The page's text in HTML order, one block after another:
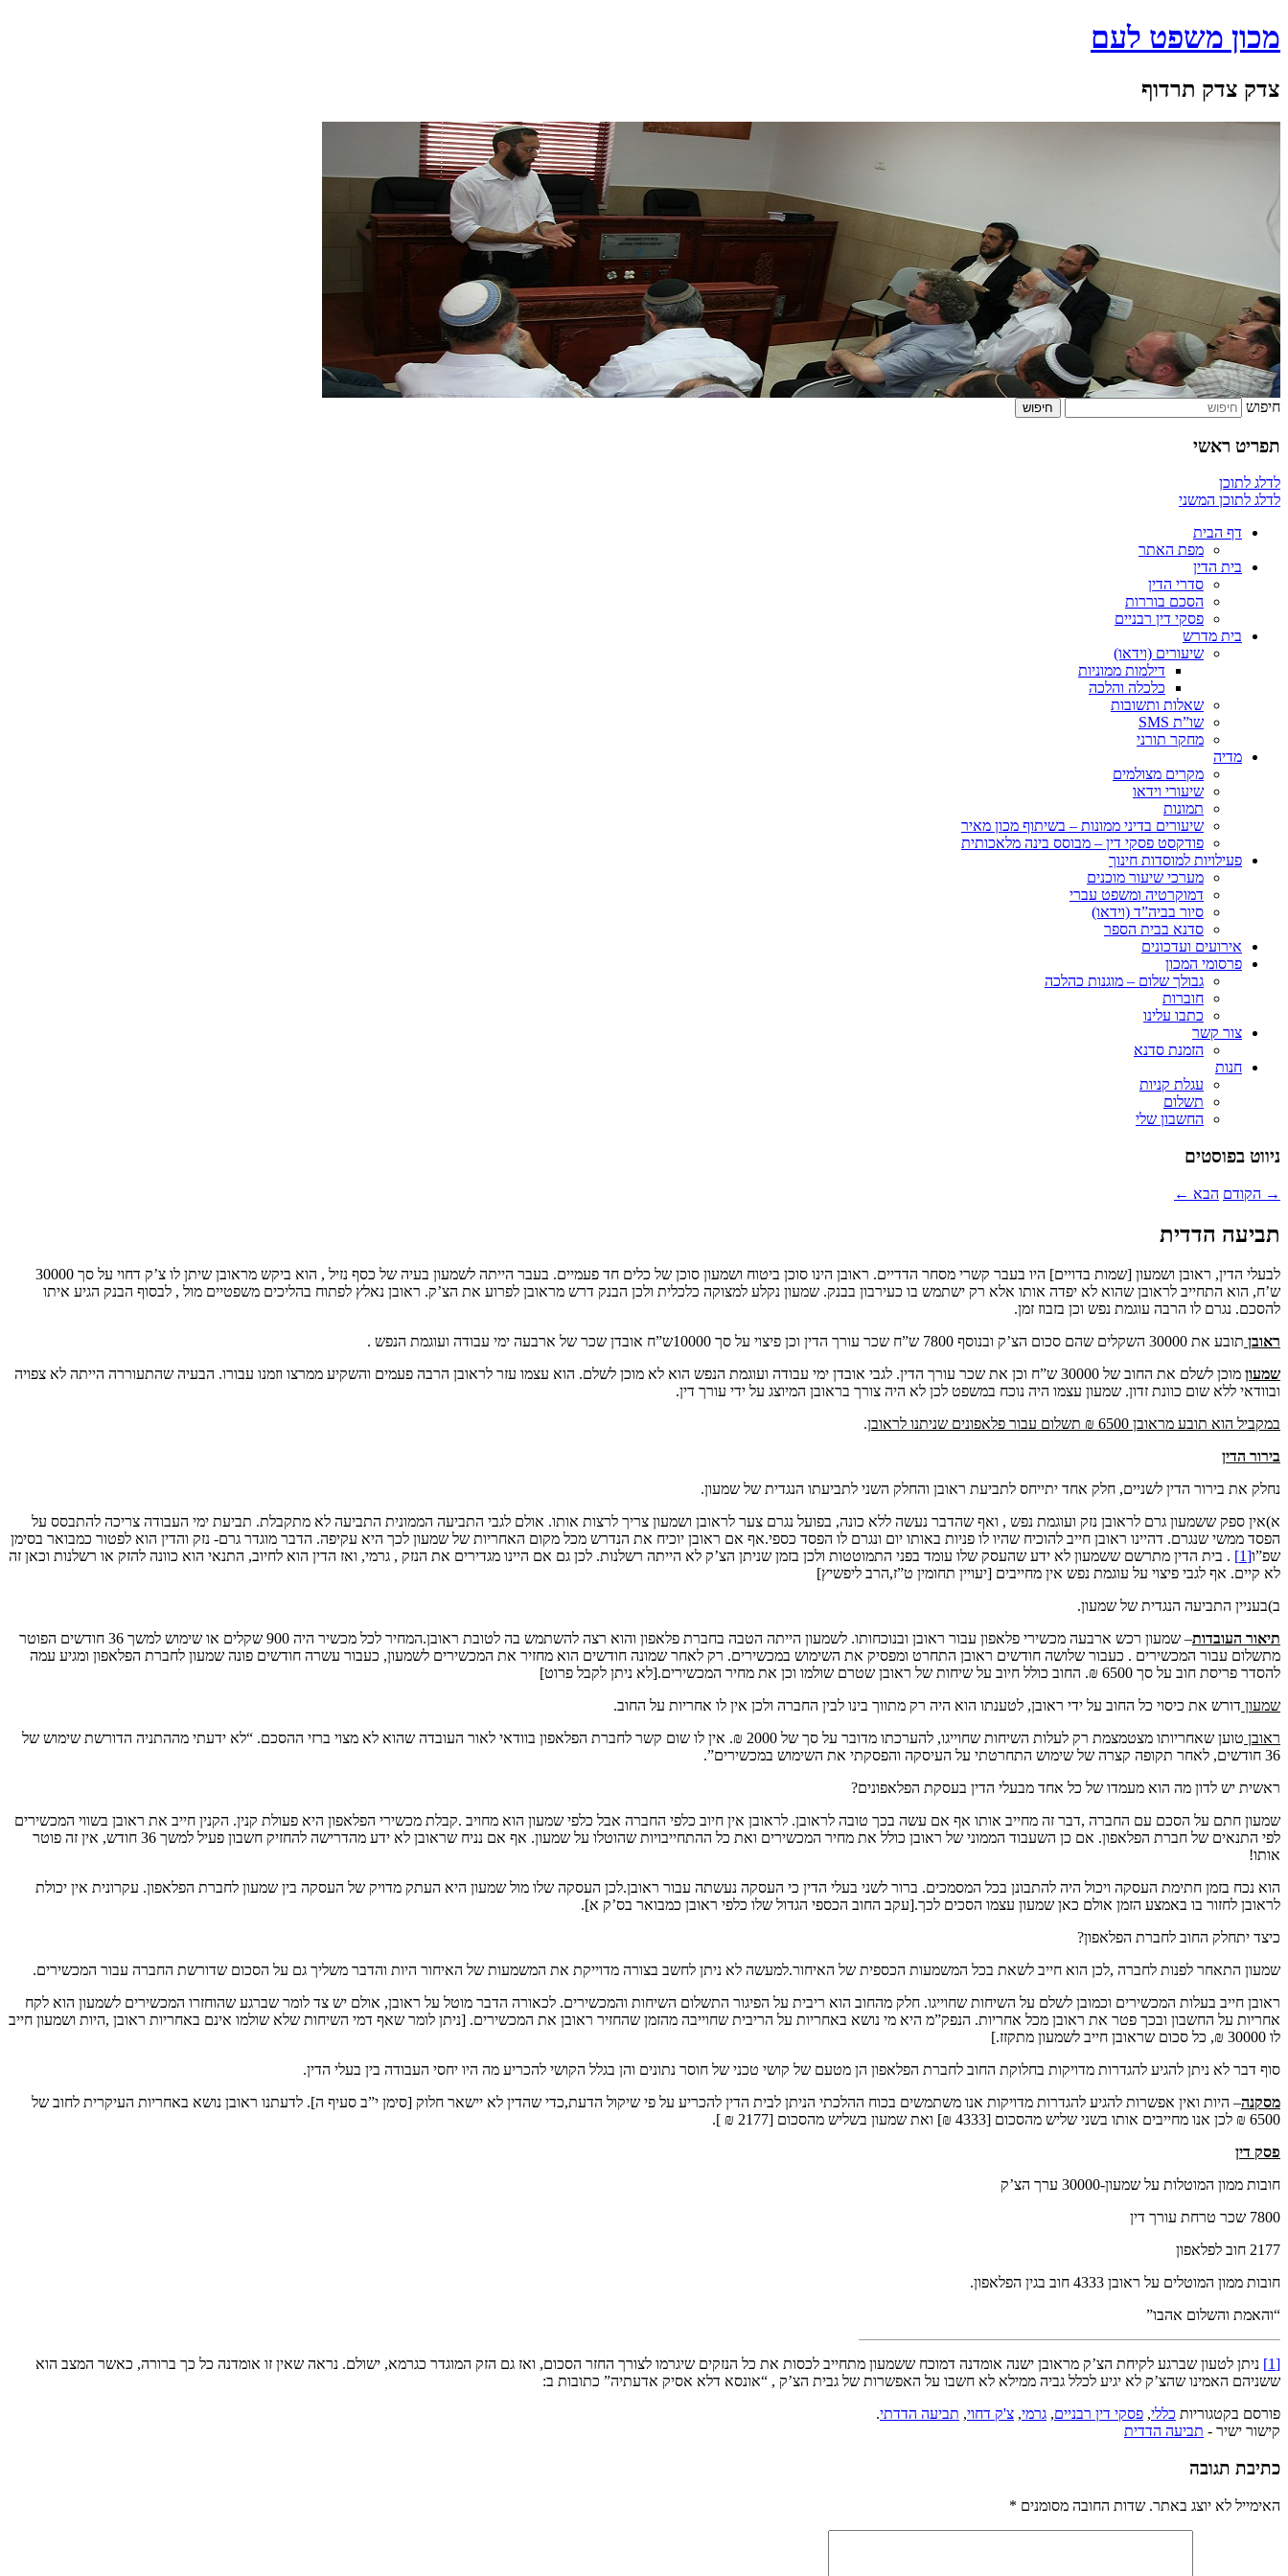
מכון משפט לעם
צדק צדק תרדוף
חיפוש
תפריט ראשי
לדלג לתוכן
לדלג לתוכן המשני
דף הבית
מפת האתר
בית הדין
סדרי הדין
הסכם בוררות
פסקי דין רבניים
בית מדרש
שיעורים (וידאו)
דילמות ממוניות
כלכלה והלכה
שאלות ותשובות
שו”ת SMS
מחקר תורני
מדיה
מקרים מצולמים
שיעורי וידאו
תמונות
שיעורים בדיני ממונות – בשיתוף מכון מאיר
פודקסט פסקי דין – מבוסס בינה מלאכותית
פעילויות למוסדות חינוך
מערכי שיעור מוכנים
דמוקרטיה ומשפט עברי
סיור בביה”ד (וידאו)
סדנא בבית הספר
אירועים ועדכונים
פרסומי המכון
גבולך שלום – מוגנות כהלכה
חוברות
כתבו עלינו
צור קשר
הזמנת סדנא
חנות
עגלת קניות
תשלום
החשבון שלי
ניווט בפוסטים
→ הקודם הבא ←
תביעה הדדית
לבעלי הדין, ראובן ושמעון [שמות בדויים] היו בעבר קשרי מסחר הדדיים. ראובן הינו סוכן ביטוח ושמעון סוכן של כלים חד פעמיים. בעבר הייתה לשמעון בעיה של כסף נזיל , הוא ביקש מראובן שיתן לו צ’ק דחוי על סך 30000
ש’ח, הוא התחייב לראובן שהוא לא יפדה אותו אלא רק ישתמש בו כעירבון בבנק. שמעון נקלע למצוקה כלכלית ולכן הבנק דרש מראובן לפרוע את הצ’ק. ראובן נאלץ לפתוח בהליכים משפטיים מול , לבסוף הבנק הגיע איתו
להסכם. נגרם לו הרבה עוגמת נפש וכן בזבוז זמן.
ראובן תובע את 30000 השקלים שהם סכום הצ’ק ובנוסף 7800 ש”ח שכר עורך הדין וכן פיצוי על סך 10000ש”ח אובדן שכר של ארבעה ימי עבודה ועוגמת הנפש .
שמעון
מוכן לשלם את החוב של 30000 ש”ח וכן את שכר עורך הדין. לגבי אובדן ימי עבודה ועוגמת הנפש הוא לא מוכן לשלם. הוא עצמו עזר לראובן הרבה פעמים והשקיע ממרצו וזמנו עבורו. הבעיה שהתעוררה הייתה לא צפויה
ובוודאי ללא שום כוונת זדון. שמעון עצמו היה נוכח במשפט לכן לא היה צורך בראובן המיוצג על ידי עורך דין.
במקביל הוא תובע מראובן 6500 ₪ תשלום עבור פלאפונים שניתנו לראובן
.
בירור הדין
נחלק את בירור הדין לשניים, חלק אחד יתייחס לתביעת ראובן והחלק השני לתביעתו הנגדית של שמעון.
א)אין ספק ששמעון גרם לראובן נזק ועוגמת נפש , ואף שהדבר נעשה ללא כונה, בפועל נגרם צער לראובן ושמעון צריך לרצות אותו. אולם לגבי התביעה הממונית התביעה לא מתקבלת. תביעת ימי העבודה צריכה להתבסס על
הפסד ממשי שנגרם. דהיינו ראובן חייב להוכיח שהיו לו פניות באותו יום ונגרם לו הפסד כספי.אף אם ראובן יוכיח את הנדרש מכל מקום האחריות של שמעון לכך היא עקיפה. הדבר מוגדר גרם- נזק והדין הוא לפטור כמבואר בסימן
שפ”ו[1]
. בית הדין מתרשם ששמעון לא ידע שהעסק שלו עומד בפני התמוטטות ולכן בזמן שניתן הצ’ק לא הייתה רשלנות. לכן גם אם היינו מגדירים את הנזק , גרמי, ואז הדין הוא לחיוב, התנאי הוא כוונה להזק או רשלנות וכאן זה
לא קיים. אף לגבי פיצוי על עוגמת נפש אין מחייבים [יעויין תחומין ט”ז,הרב ליפשיץ]
ב)בעניין התביעה הנגדית של שמעון.
תיאור העובדות
– שמעון רכש ארבעה מכשירי פלאפון עבור ראובן ובנוכחותו. לשמעון הייתה הטבה בחברת פלאפון והוא רצה להשתמש בה לטובת ראובן.המחיר לכל מכשיר היה 900 שקלים או שימוש למשך 36 חודשים הפוטר
מתשלום עבור המכשירים . כעבור שלושה חודשים ראובן התחרט ומפסיק את השימוש במכשירים. רק לאחר שמונה חודשים הוא מחזיר את המכשירים לשמעון, כעבור עשרה חודשים פונה שמעון לחברת הפלאפון ומגיע עמה
להסדר פריסת חוב על סך 6500 ₪. החוב כולל חיוב על שיחות של ראובן שטרם שולמו וכן את מחיר המכשירים.[לא ניתן לקבל פרוט]
שמעון דורש את כיסוי כל החוב על ידי ראובן, לטענתו הוא היה רק מתווך בינו לבין החברה ולכן אין לו אחריות על החוב.
ראובן
טוען שאחריותו מצטמצמת רק לעלות השיחות שחוייגו, להערכתו מדובר על סך של 2000 ₪. אין לו שום קשר לחברת הפלאפון בוודאי לאור העובדה שהוא לא מצוי ברזי ההסכם. “לא ידעתי מההתניה הדורשת שימוש של
36 חודשים, לאחר תקופה קצרה של שימוש התחרטתי על העיסקה והפסקתי את השימוש במכשירים”.
ראשית יש לדון מה הוא מעמדו של כל אחד מבעלי הדין בעסקת הפלאפונים?
שמעון חתם על הסכם עם החברה ,דבר זה מחייב אותו אף אם עשה בכך טובה לראובן. לראובן אין חיוב כלפי החברה אבל כלפי שמעון הוא מחויב .קבלת מכשירי הפלאפון היא פעולת קנין. הקנין חייב את ראובן בשווי המכשירים
לפי התנאים של חברת הפלאפון. אם כן השעבוד הממוני של ראובן כולל את מחיר המכשירים ואת כל ההתחייבויות שהוטלו על שמעון. אף אם נניח שראובן לא ידע מהדרישה להחזיק חשבון פעיל למשך 36 חודש, אין זה פוטר
אותו!
הוא נכח בזמן חתימת העסקה ויכול היה להתבונן בכל המסמכים. ברור לשני בעלי הדין כי העסקה נעשתה עבור ראובן.לכן העסקה שלו מול שמעון היא העתק מדויק של העסקה בין שמעון לחברת הפלאפון. עקרונית אין יכולת
לראובן לחזור בו באמצע הזמן אולם כאן שמעון עצמו הסכים לכך.[עקב החוב הכספי הגדול שלו כלפי ראובן כמבואר בס’ק א].
כיצד יתחלק החוב לחברת הפלאפון?
שמעון התאחר לפנות לחברה ,לכן הוא חייב לשאת בכל המשמעות הכספית של האיחור.למעשה לא ניתן לחשב בצורה מדוייקת את המשמעות של האיחור היות והדבר משליך גם על הסכום שדורשת החברה עבור המכשירים.
ראובן חייב בעלות המכשירים וכמובן לשלם על השיחות שחוייגו. חלק מהחוב הוא ריבית על הפיגור התשלום השיחות והמכשירים. לכאורה הדבר מוטל על ראובן, אולם יש צד לומר שברגע שהוחזרו המכשירים לשמעון הוא לקח
אחריות על החשבון ובכך פטר את ראובן מכל אחריות. הנפק”מ היא מי נושא באחריות על הריבית שחוייבה מהזמן שהחזיר ראובן את המכשירים. [ניתן לומר שאף דמי השיחות שלא שולמו אינם באחריות ראובן ,היות ושמעון חייב
לו 30000 ₪, כל סכום שראובן חייב לשמעון מתקזז.]
סוף דבר לא ניתן להגיע להגדרות מדויקות בחלוקת החוב לחברת הפלאפון הן מטעם של קושי טכני של חוסר נתונים והן בגלל הקושי להכריע מה היו יחסי העבודה בין בעלי הדין.
מסקנה– היות ואין אפשרות להגיע להגדרות מדויקות אנו משתמשים בכוח ההלכתי הניתן לבית הדין להכריע על פי שיקול הדעת,כדי שהדין לא יישאר חלוק [סימן י”ב סעיף ה]. לדעתנו ראובן נושא באחריות העיקרית לחוב של
6500 ₪ לכן אנו מחייבים אותו בשני שליש מהסכום [4333 ₪] ואת שמעון בשליש מהסכום [2177 ₪ ].
פסק דין
חובות ממון המוטלות על שמעון-30000 ערך הצ’ק
7800 שכר טרחת עורך דין
2177 חוב לפלאפון
חובות ממון המוטלים על ראובן 4333 חוב בגין הפלאפון.
“והאמת והשלום אהבו”
[1]
ניתן לטעון שברגע לקיחת הצ’ק מראובן ישנה אומדנה דמוכח ששמעון מתחייב לכסות את כל הנזקים שיגרמו לצורך החזר הסכום, ואז גם הזק המוגדר כגרמא, ישולם. נראה שאין זו אומדנה כל כך ברורה, כאשר המצב הוא
ששניהם האמינו שהצ’ק לא יגיע לכלל גביה ממילא לא חשבו על האפשרות של גבית הצ’ק , “אונסא דלא אסיק אדעתיה” כתובות ב:
פורסם בקטגוריות כללי, פסקי דין רבניים, גרמי, צ'ק דחוי, תביעה הדדתי.
קישור ישיר - תביעה הדדית
כתיבת תגובה
האימייל לא יוצג באתר. שדות החובה מסומנים *